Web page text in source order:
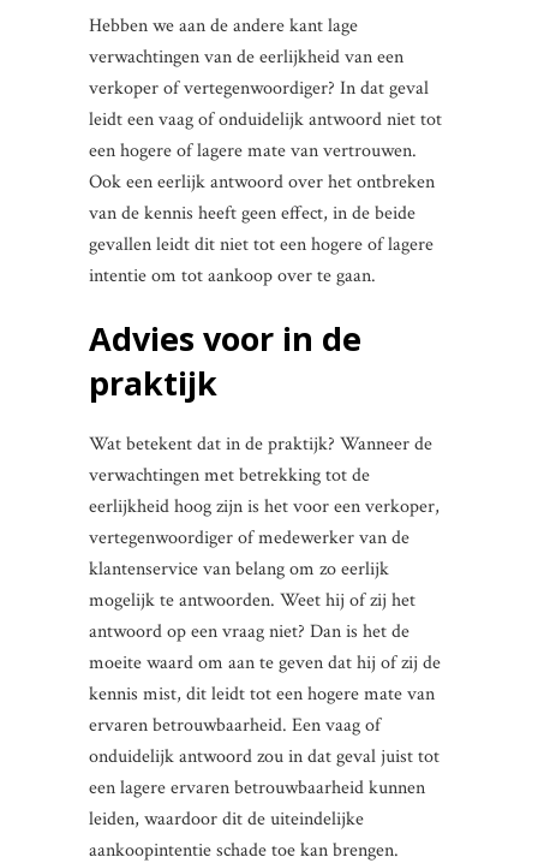
Hebben we aan de andere kant lage
verwachtingen van de eerlijkheid van een
verkoper of vertegenwoordiger? In dat geval
leidt een vaag of onduidelijk antwoord niet tot
een hogere of lagere mate van vertrouwen.
Ook een eerlijk antwoord over het ontbreken
van de kennis heeft geen effect, in de beide
gevallen leidt dit niet tot een hogere of lagere
intentie om tot aankoop over te gaan.
Advies voor in de
praktijk
Wat betekent dat in de praktijk? Wanneer de
verwachtingen met betrekking tot de
eerlijkheid hoog zijn is het voor een verkoper,
vertegenwoordiger of medewerker van de
klantenservice van belang om zo eerlijk
mogelijk te antwoorden. Weet hij of zij het
antwoord op een vraag niet? Dan is het de
moeite waard om aan te geven dat hij of zij de
kennis mist, dit leidt tot een hogere mate van
ervaren betrouwbaarheid. Een vaag of
onduidelijk antwoord zou in dat geval juist tot
een lagere ervaren betrouwbaarheid kunnen
leiden, waardoor dit de uiteindelijke
aankoopintentie schade toe kan brengen.